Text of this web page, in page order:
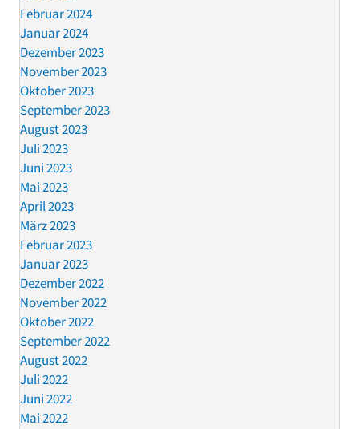
Februar 2024
Januar 2024
Dezember 2023
November 2023
Oktober 2023
September 2023
August 2023
Juli 2023
Juni 2023
Mai 2023
April 2023
März 2023
Februar 2023
Januar 2023
Dezember 2022
November 2022
Oktober 2022
September 2022
August 2022
Juli 2022
Juni 2022
Mai 2022